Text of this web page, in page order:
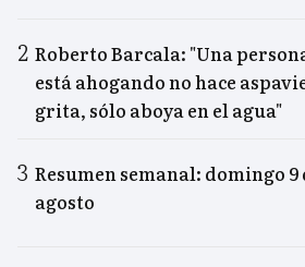
Roberto Barcala: "Una
está ahogando no hace
grita, sólo aboya en el agua"
Resumen semanal: domingo 9
agosto